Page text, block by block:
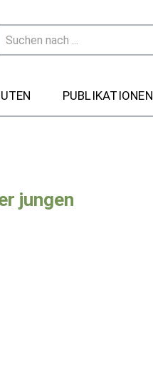
PUBLIKATIONEN
jungen